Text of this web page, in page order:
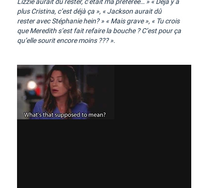
plus Cristina, c’est déjà ça », « Jackson aurait dû
resteravec Stéphanie hein? » « Mais grave », « Tu crois
que Meredith s’est fait refaire la bouche ? C’est pour ça
qu’elle sourit encore moins ??? ».